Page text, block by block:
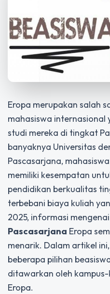
Eropa merupakan salah
mahasiswa internasional
studi mereka di tingkat
banyaknya Universitas
Pascasarjana,
memiliki kesempatan
pendidikan berkualitas
terbebani biaya kuliah
2025, informasi mengenai
Pascasarjana Eropa
menarik. Dalam artikel
beberapa pilihan
ditawarkan oleh
Eropa.